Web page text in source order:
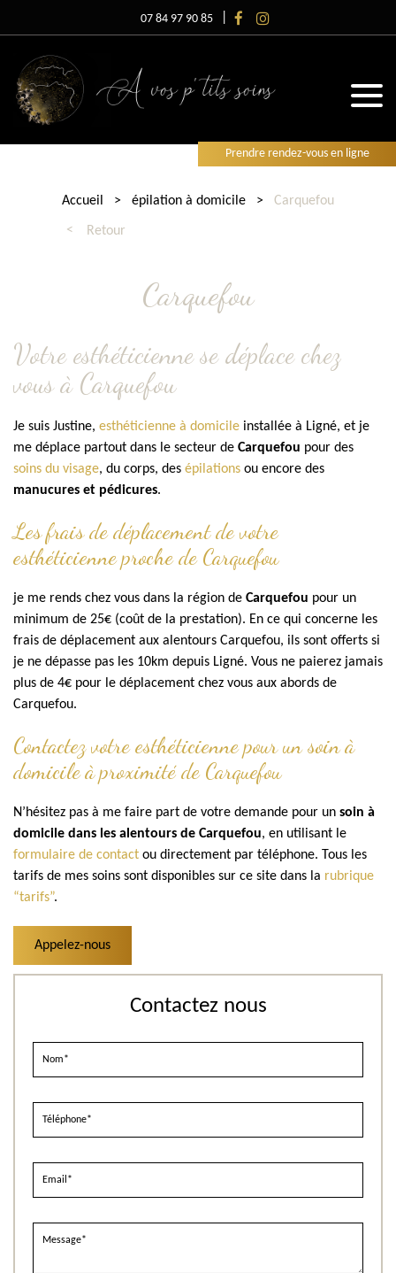
07 84 97 90 85
Prendre rendez-vous en ligne
Accueil épilation à domicile Carquefou
Retour
Carquefou
Votre esthéticienne se déplace chez
vous à Carquefou
Je suis Justine, esthéticienne à domicile installée à Ligné, et je
me déplace partout dans le secteur de Carquefou pour des
soins du visage, du corps, des épilations ou encore des
manucures et pédicures.
Les frais de déplacement de votre
esthéticienne proche de Carquefou
je me rends chez vous dans la région de Carquefou pour un
minimum de 25€ (coût de la prestation). En ce qui concerne les
frais de déplacement aux alentours Carquefou, ils sont offerts si
je ne dépasse pas les 10km depuis Ligné. Vous ne paierez jamais
plus de 4€ pour le déplacement chez vous aux abords de
Carquefou.
Contactez votre esthéticienne pour un soin à
domicile à proximité de Carquefou
N’hésitez pas à me faire part de votre demande pour un soin à
domicile dans les alentours de Carquefou, en utilisant le
formulaire de contact ou directement par téléphone. Tous les
tarifs de mes soins sont disponibles sur ce site dans la rubrique
“tarifs”.
Appelez-nous
Contactez nous